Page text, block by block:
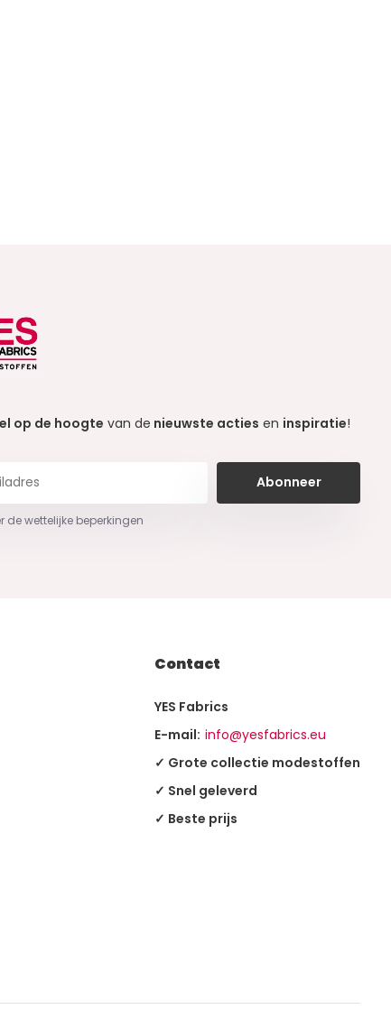
op de hoogte van de nieuwste acties en inspiratie!
Abonneer
de wettelijke beperkingen
Contact
YES Fabrics
E-mail: info@yesfabrics.eu
✓ Grote collectie modestoffen
✓ Snel geleverd
✓ Beste prijs